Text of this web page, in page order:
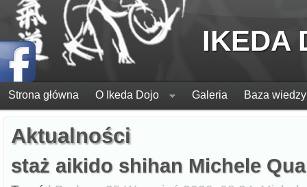
IKEDA
Strona główna O Ikeda Dojo Galeria Baza wiedzy
Aktualności
staż aikido shihan Michele